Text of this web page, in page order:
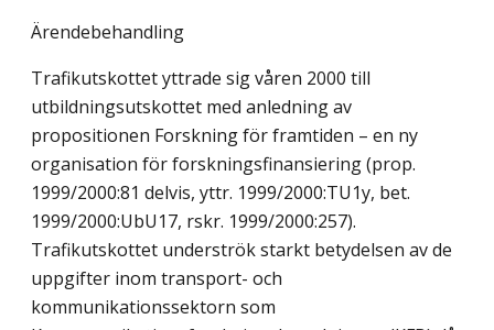
Ärendebehandling
Trafikutskottet yttrade sig våren 2000 till
utbildningsutskottet med anledning av
propositionen Forskning för framtiden – en ny
organisation för forskningsfinansiering (prop.
1999/2000:81 delvis, yttr. 1999/2000:TU1y, bet.
1999/2000:UbU17, rskr. 1999/2000:257).
Trafikutskottet underströk starkt betydelsen av de
uppgifter inom transport- och
kommunikationssektorn som